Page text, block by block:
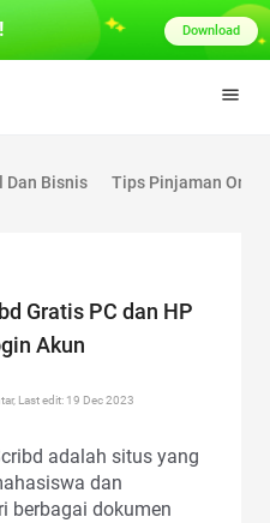
Dan Bisnis Tips Pinjaman
Gratis PC dan HP
Akun
Last edit: 19 Dec 2023
adalah situs yang
dan
berbagai dokumen
Download